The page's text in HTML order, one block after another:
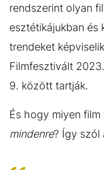
rendszerint olyan
esztétikájukban és
trendeket
Filmfesztivált
9. között tartják.
És hogy miyen film
mindenre? Így szól